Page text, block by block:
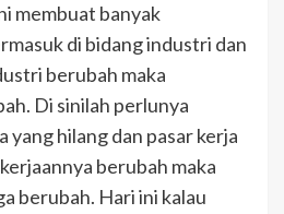
membuat banyak
di bidang industri dan
berubah maka
Di sinilah perlunya
yang hilang dan pasar kerja
berubah maka
berubah. Hari ini kalau